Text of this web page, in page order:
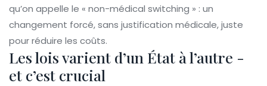
qu’on appelle le « non-médical switching » : un
changement forcé, sans justification médicale, juste
pour réduire les coûts.
Les lois varient d’un État à l’autre -
et c’est crucial